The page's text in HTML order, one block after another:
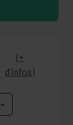
(+
d'infos)
+